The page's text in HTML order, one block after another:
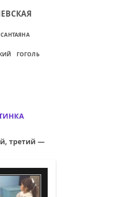
САНТАЯНА
ГОГОЛЬ
третий —